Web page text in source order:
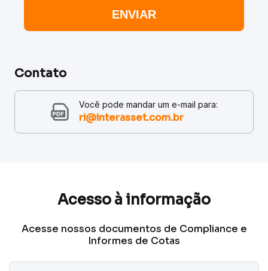
ENVIAR
Contato
Você pode mandar um e-mail para:
ri@interasset.com.br
Acesso à informação
Acesse nossos documentos de Compliance e
Informes de Cotas